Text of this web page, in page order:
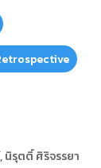
นิรุตติ์ ศิริจรรยา